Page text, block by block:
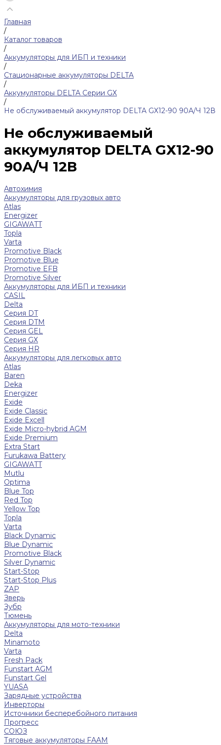
Главная
/
Каталог товаров
/
Аккумуляторы для ИБП и техники
/
Стационарные аккумуляторы DELTA
/
Аккумуляторы DELTA Серии GХ
/
Не обслуживаемый аккумулятор DELTA GХ12-90 90А/Ч 12В
Не обслуживаемый
аккумулятор DELTA GХ12-90
90А/Ч 12В
Автохимия
Аккумуляторы для грузовых авто
Atlas
Energizer
GIGAWATT
Topla
Varta
Promotive Black
Promotive Blue
Promotive EFB
Promotive Silver
Аккумуляторы для ИБП и техники
CASIL
Delta
Серия DT
Серия DTM
Серия GEL
Серия GХ
Серия HR
Аккумуляторы для легковых авто
Atlas
Baren
Deka
Energizer
Exide
Exide Classic
Exide Excell
Exide Micro-hybrid AGM
Exide Premium
Extra Start
Furukawa Battery
GIGAWATT
Mutlu
Optima
Blue Top
Red Top
Yellow Top
Topla
Varta
Black Dynamic
Blue Dynamic
Promotive Black
Silver Dynamic
Start-Stop
Start-Stop Plus
ZAP
Зверь
Зубр
Тюмень
Аккумуляторы для мото-техники
Delta
Minamoto
Varta
Fresh Pack
Funstart AGM
Funstart Gel
YUASA
Зарядные устройства
Инверторы
Источники бесперебойного питания
Прогресс
СОЮЗ
Тяговые аккумуляторы FAAM